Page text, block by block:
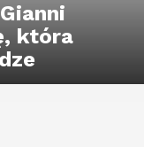
która